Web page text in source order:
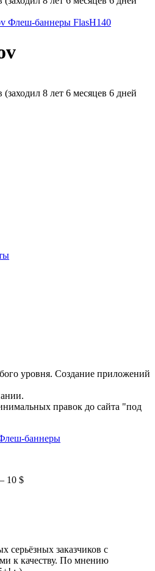
8 лет 6 месяцев 6 дней
уровня. Создание приложений
правок до сайта "под
баннеры
10 $
серьёзных заказчиков с
к качеству. По мнению